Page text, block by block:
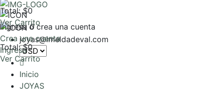
Total: $0
Ver Carrito
Ingresa o crea una cuenta
Crea una cuenta
Ingresa
0
Total: $0
Ver Carrito
joyas@imeldadeval.com
Inicio
JOYAS